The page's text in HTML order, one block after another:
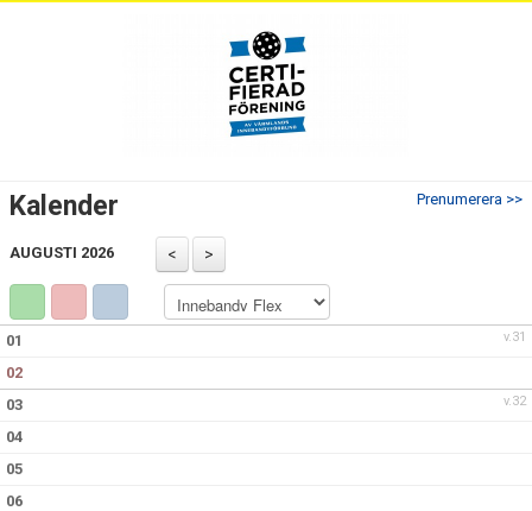
BILDGALLERI
DOKUMENT
KONTAKT
Prenumerera >>
Kalender
AUGUSTI 2026
v.31
01
02
v.32
03
04
05
06